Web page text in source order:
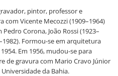
pintor, professor e
Vicente Mecozzi (1909–1964)
Corona, João Rossi (1923–
Formou-se em arquitetura
Em 1956, mudou-se para
de gravura com Mario Cravo Júnior
Universidade da Bahia.